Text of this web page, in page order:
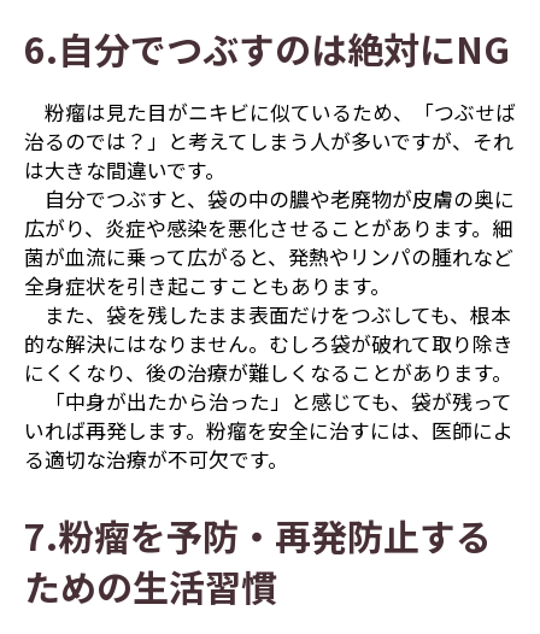
6.自分でつぶすのは絶対にNG
粉瘤は見た目がニキビに似ているため、「つぶせば
治るのでは？」と考えてしまう人が多いですが、それ
は大きな間違いです。
自分でつぶすと、袋の中の膿や老廃物が皮膚の奥に
広がり、炎症や感染を悪化させることがあります。細
菌が血流に乗って広がると、発熱やリンパの腫れなど
全身症状を引き起こすこともあります。
また、袋を残したまま表面だけをつぶしても、根本
的な解決にはなりません。むしろ袋が破れて取り除き
にくくなり、後の治療が難しくなることがあります。
「中身が出たから治った」と感じても、袋が残って
いれば再発します。粉瘤を安全に治すには、医師によ
る適切な治療が不可欠です。
7.粉瘤を予防・再発防止する
ための生活習慣